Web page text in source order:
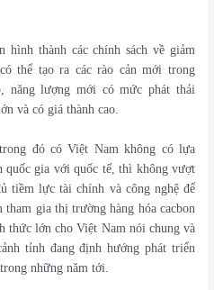
hình thành các chính sách về giảm
thể tạo ra các rào cản mới trong
năng lượng mới có mức phát thải
và có giá thành cao.
đó có Việt Nam không có lựa
quốc gia với quốc tế, thì không vượt
tiềm lực tài chính và công nghệ để
tham gia thị trường hàng hóa cacbon
thức lớn cho Việt Nam nói chung và
tỉnh đang định hướng phát triển
những năm tới.